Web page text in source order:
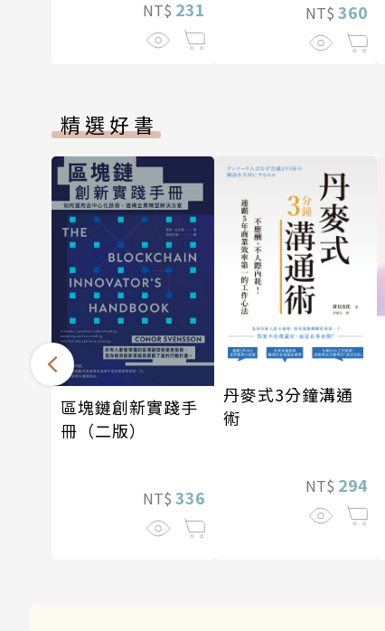
NT$ 231 NT$ 360
精選好書
區塊鏈創新實踐手
冊（二版）
NT$ 336
丹麥式3分鐘溝通
術
NT$ 294